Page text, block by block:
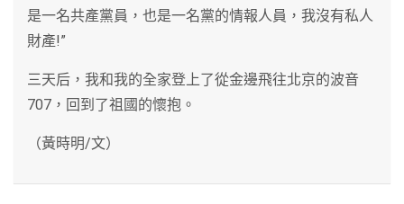
是一名共產黨員，也是一名黨的情報人員，我沒有私人
財產!”
三天后，我和我的全家登上了從金邊飛往北京的波音
707，回到了祖國的懷抱。
（黃時明/文）